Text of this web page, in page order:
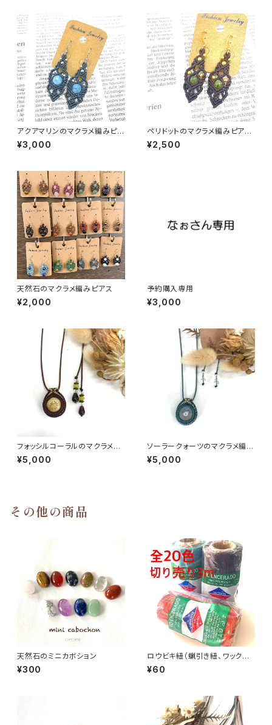
アクアマリンのマクラメ編みピア
ス（サージカルステンレス）
¥3,000
ペリドットのマクラメ編みピアス
（サージカルステンレス）
¥2,500
天然石のマクラメ編みピアス
¥2,000
予約購入専用
¥3,000
フォッシルコーラルのマクラメ編
みネックレス
¥5,000
ソーラークォーツのマクラメ編み
ネックレス
¥5,000
その他の商品
天然石のミニカボション
¥300
ロウビキ紐（蝋引き紐、ワックス
コード）Linhasita 【切り売り3
m】
¥60